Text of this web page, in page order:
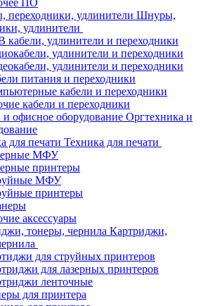
Шнуры,
удлинители
кабели, удлинители и переходники
удлинители и переходники
удлинители и переходники
питания и переходники
кабели и переходники
кабели и переходники
Оргтехника и
Техника для печати
МФУ
принтеры
МФУ
принтеры
аксессуары
Картриджи,
для струйных принтеров
для лазерных принтеров
ленточные
для принтера